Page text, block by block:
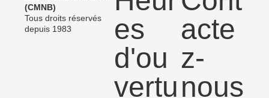
(CMNB)
Tous droits réservés
depuis 1983
es
d'ou
vertu
acte
z-
nous